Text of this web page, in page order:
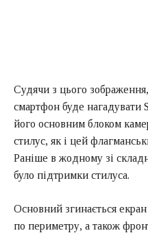
Судячи з цього
смартфон буде нагадувати
його основним блоком
стилус, як і цей
Раніше в жодному зі
було підтримки стилуса.
Основний згинається
по периметру, а також